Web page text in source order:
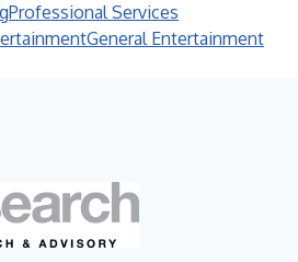
Professional Services
General Entertainment